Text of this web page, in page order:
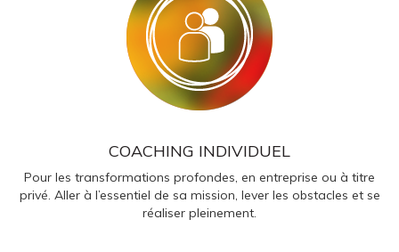
COACHING INDIVIDUEL
Pour les transformations profondes, en entreprise ou à titre
privé. Aller à l’essentiel de sa mission, lever les obstacles et se
réaliser pleinement.